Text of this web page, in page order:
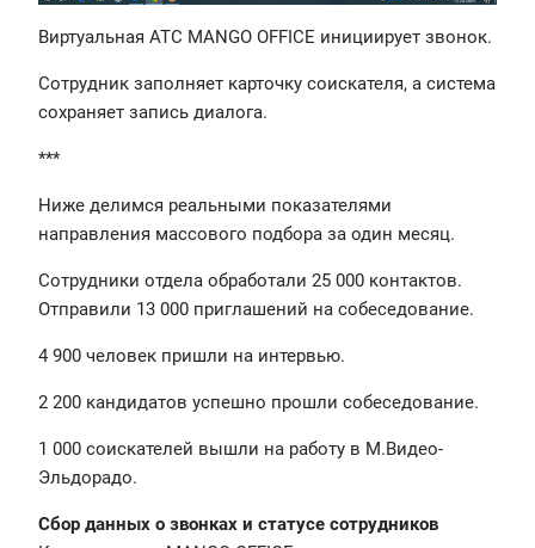
Виртуальная АТС MANGO OFFICE инициирует звонок.
Сотрудник заполняет карточку соискателя, а система
сохраняет запись диалога.
***
Ниже делимся реальными показателями
направления массового подбора за один месяц.
Сотрудники отдела обработали 25 000 контактов.
Отправили 13 000 приглашений на собеседование.
4 900 человек пришли на интервью.
2 200 кандидатов успешно прошли собеседование.
1 000 соискателей вышли на работу в М.Видео-
Эльдорадо.
Сбор данных о звонках и статусе сотрудников